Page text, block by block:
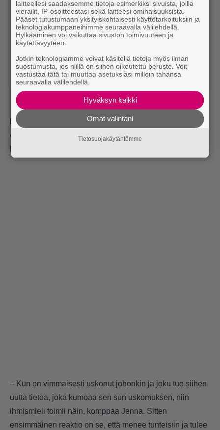
Lue myös:
Koiran omistaminen voi
ennaltaehkäistä lapsen ahdistuneisuutta
– Kun on vimmaisesti uskonut johonkin ja joku tuo siihen
uutta tietoa, joka kumoaa sen sun uskomuksen, niin
ihmismieli toimii näin, komppaa Jenna. Sitten
ensimmäinen reaktio on se, että menee tunteisiin ja tulee
laitteellesi saadaksemme tietoja esimerkiksi sivuista, joilla
vierailit, IP-osoitteestasi sekä laitteesi ominaisuuksista.
Pääset tutustumaan yksityiskohtaisesti käyttötarkoituksiin ja
teknologiakumppaneihimme seuraavalla välilehdellä.
Hylkääminen voi vaikuttaa sivuston toimivuuteen ja
käytettävyyteen.
Jotkin teknologiamme voivat käsitellä tietoja myös ilman
suostumusta, jos niillä on siihen oikeutettu peruste. Voit
vastustaa tätä tai muuttaa asetuksiasi milloin tahansa
seuraavalla välilehdellä.
Hyväksyn kaikki
Omat valintani
Tietosuojakäytäntömme